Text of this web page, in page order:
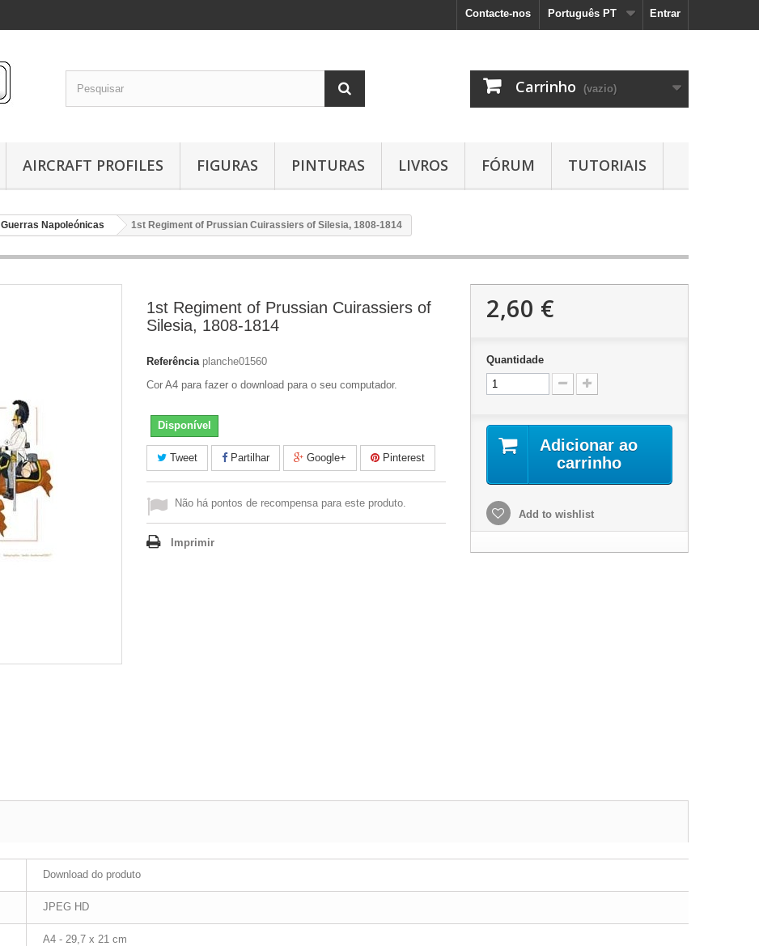
Entrar
Português PT
Contacte-nos
Carrinho (vazio)
AIRCRAFT PROFILES FIGURAS PINTURAS LIVROS FÓRUM TUTORIAIS
Guerras Napoleónicas 1st Regiment of Prussian Cuirassiers of Silesia, 1808-1814
1st Regiment of Prussian Cuirassiers of
Silesia, 1808-1814
Referência planche01560
Cor A4 para fazer o download para o seu computador.
Disponível
Tweet Partilhar Google+ Pinterest
Não há pontos de recompensa para este produto.
Imprimir
2,60 €
Quantidade
Adicionar ao
carrinho
Add to wishlist
Download do produto
JPEG HD
A4 - 29,7 x 21 cm